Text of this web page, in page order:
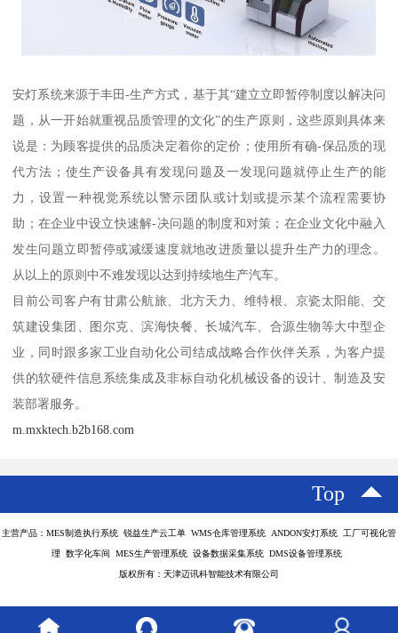
安灯系统来源于丰田-生产方式，基于其“建立立即暂停制度以解决问
题，从一开始就重视品质管理的文化”的生产原则，这些原则具体来
说是：为顾客提供的品质决定着你的定价；使用所有确-保品质的现
代方法；使生产设备具有发现问题及一发现问题就停止生产的能
力，设置一种视觉系统以警示团队或计划或提示某个流程需要协
助；在企业中设立快速解-决问题的制度和对策；在企业文化中融入
发生问题立即暂停或减缓速度就地改进质量以提升生产力的理念。
从以上的原则中不难发现以达到持续地生产汽车。
目前公司客户有甘肃公航旅、北方天力、维特根、京瓷太阳能、交
筑建设集团、图尔克、滨海快餐、长城汽车、合源生物等大中型企
业，同时跟多家工业自动化公司结成战略合作伙伴关系，为客户提
供的软硬件信息系统集成及非标自动化机械设备的设计、制造及安
装部署服务。
m.mxktech.b2b168.com
Top
主营产品：MES制造执行系统 锐益生产云工单 WMS仓库管理系统 ANDON安灯系统 工厂可视化管
理 数字化车间 MES生产管理系统 设备数据采集系统 DMS设备管理系统
版权所有：天津迈讯科智能技术有限公司